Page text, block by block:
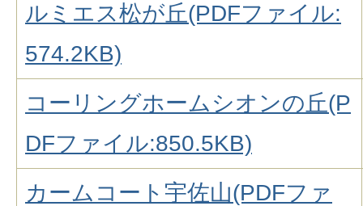
ルミエス松が丘(PDFファイル:
574.2KB)
コーリングホームシオンの丘(P
DFファイル:850.5KB)
カームコート宇佐山(PDFファ